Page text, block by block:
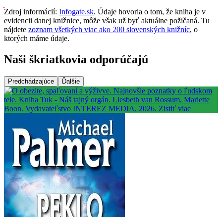
Zdroj informácií: Infogate.sk. Údaje hovoria o tom, že kniha je v
evidencii danej knižnice, môže však už byť aktuálne požičaná. Tu
nájdete zoznam všetkých viac ako 200 slovenských knižníc, o
ktorých máme údaje.
Naši škriatkovia odporúčajú
Predchádzajúce Ďalšie